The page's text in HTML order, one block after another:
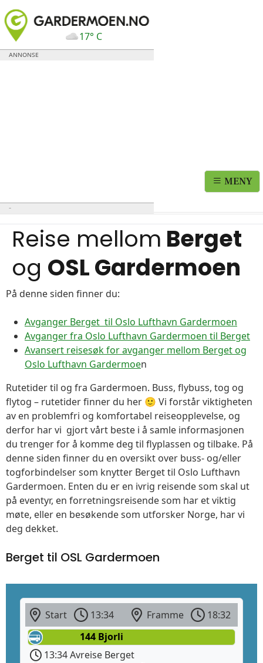
17° C
MENY
Reise mellom Berget
og OSL Gardermoen
På denne siden finner du:
Avganger Berget til Oslo Lufthavn Gardermoen
Avganger fra Oslo Lufthavn Gardermoen til Berget
Avansert reisesøk for avganger mellom Berget og
Oslo Lufthavn Gardermoen
Rutetider til og fra Gardermoen. Buss, flybuss, tog og
flytog – rutetider finner du her 🙂 Vi forstår viktigheten
av en problemfri og komfortabel reiseopplevelse, og
derfor har vi gjort vårt beste i å samle informasjonen
du trenger for å komme deg til flyplassen og tilbake. På
denne siden finner du en oversikt over buss- og/eller
togforbindelser som knytter Berget til Oslo Lufthavn
Gardermoen. Enten du er en ivrig reisende som skal ut
på eventyr, en forretningsreisende som har et viktig
møte, eller en besøkende som utforsker Norge, har vi
deg dekket.
Berget til OSL Gardermoen
Start 13:34 Framme
18:32
144 Bjorli
13:34 Avreise Berget